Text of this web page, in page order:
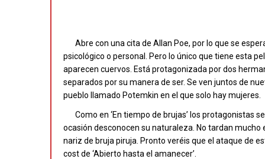
Abre con una cita de Allan Poe, por lo que se
psicológico o personal. Pero lo único que tiene esta
aparecen cuervos. Está protagonizada por dos
separados por su manera de ser. Se ven juntos de
pueblo llamado Potemkin en el que solo hay mujeres.
Como en ‘En tiempo de brujas’ los protagonistas
ocasión desconocen su naturaleza. No tardan mucho
nariz de bruja piruja. Pronto veréis que el ataque de
cost de ‘Abierto hasta el amanecer’.